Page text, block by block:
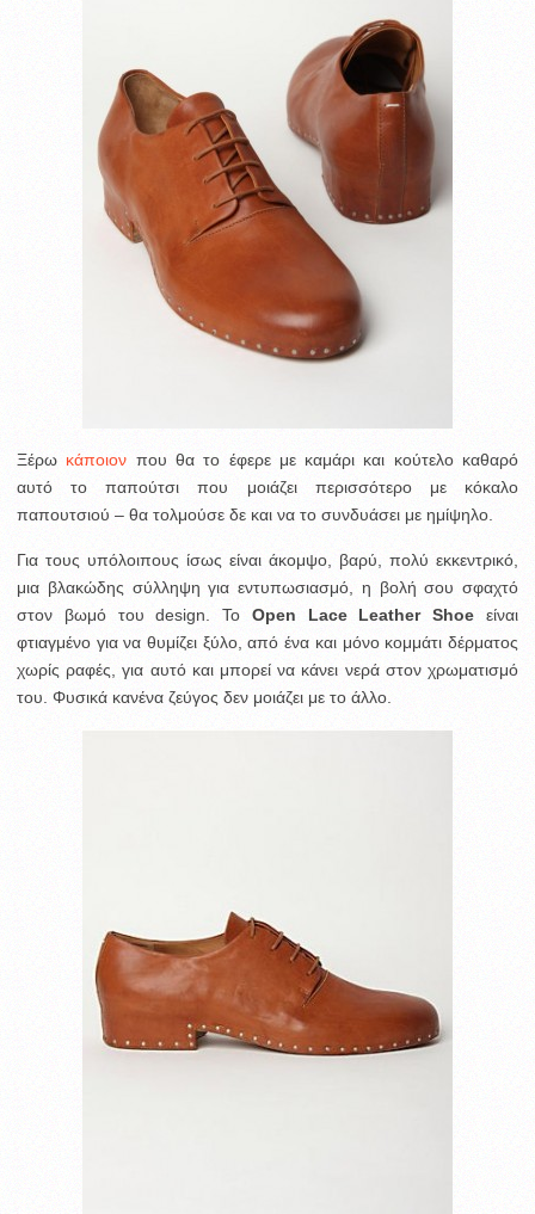
Ξέρω κάποιον που θα το έφερε με καμάρι και κούτελο καθαρό
αυτό το παπούτσι που μοιάζει περισσότερο με κόκαλο
παπουτσιού – θα τολμούσε δε και να το συνδυάσει με ημίψηλο.
Για τους υπόλοιπους ίσως είναι άκομψο, βαρύ, πολύ εκκεντρικό,
μια βλακώδης σύλληψη για εντυπωσιασμό, η βολή σου σφαχτό
στον βωμό του design. Το Open Lace Leather Shoe είναι
φτιαγμένο για να θυμίζει ξύλο, από ένα και μόνο κομμάτι δέρματος
χωρίς ραφές, για αυτό και μπορεί να κάνει νερά στον χρωματισμό
του. Φυσικά κανένα ζεύγος δεν μοιάζει με το άλλο.